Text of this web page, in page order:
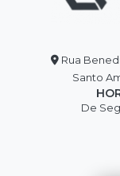
Rua
Santo
De